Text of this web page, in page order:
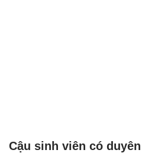
Cậu sinh viên có